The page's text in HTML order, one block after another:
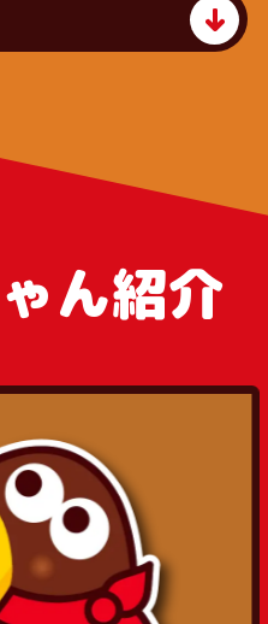
ん紹介